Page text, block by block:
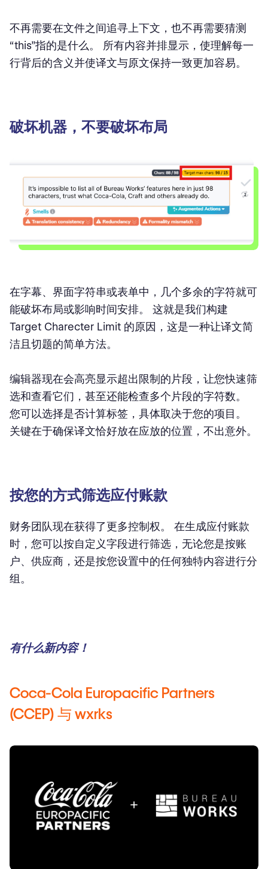
不再需要在文件之间追寻上下文，也不再需要猜测
“this”指的是什么。 所有内容并排显示，使理解每一
行背后的含义并使译文与原文保持一致更加容易。
破坏机器，不要破坏布局
在字幕、界面字符串或表单中，几个多余的字符就可
能破坏布局或影响时间安排。 这就是我们构建
Target Charecter Limit 的原因，这是一种让译文简
洁且切题的简单方法。
编辑器现在会高亮显示超出限制的片段，让您快速筛
选和查看它们，甚至还能检查多个片段的字符数。
您可以选择是否计算标签，具体取决于您的项目。
关键在于确保译文恰好放在应放的位置，不出意外。
按您的方式筛选应付账款
财务团队现在获得了更多控制权。 在生成应付账款
时，您可以按自定义字段进行筛选，无论您是按账
户、供应商，还是按您设置中的任何独特内容进行分
组。
有什么新内容！
Coca-Cola Europacific Partners
(CCEP) 与 wxrks